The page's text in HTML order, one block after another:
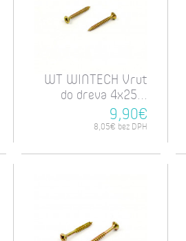
WT WINTECH Vrut
do dreva 4x25...
9,90€
8,05€ bez DPH